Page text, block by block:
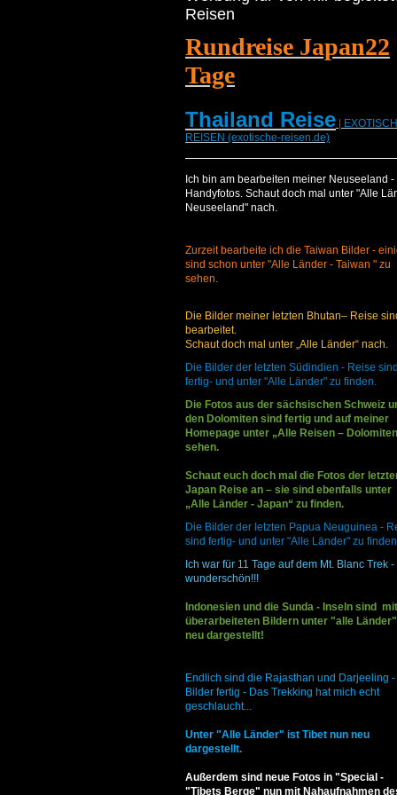
Reisen
Rundreise Japan22
Tage
Thailand Reise |
REISEN (exotische-reisen.de)
Ich bin am bearbeiten meiner Neuseeland -
Handyfotos. Schaut doch mal unter "Alle
Neuseeland" nach.
Zurzeit bearbeite ich die Taiwan Bilder -
sind schon unter "Alle Länder - Taiwan " zu
sehen.
Die Bilder meiner letzten Bhutan– Reise
bearbeitet.
Schaut doch mal unter „Alle Länder“ nach.
Die Bilder der letzten Südindien - Reise sind
fertig- und unter "Alle Länder" zu finden.
Die Fotos aus der sächsischen Schweiz
den Dolomiten sind fertig und auf meiner
Homepage unter „Alle Reisen –
sehen.
Schaut euch doch mal die Fotos der
Japan Reise an – sie sind ebenfalls unter
„Alle Länder - Japan“ zu finden.
Die Bilder der letzten Papua Neuguinea -
sind fertig- und unter "Alle Länder" zu
Ich war für 11 Tage auf dem Mt. Blanc Trek -
wunderschön!!!
Indonesien und die Sunda - Inseln sind mit
überarbeiteten Bildern unter "alle Länder"
neu dargestellt!
Endlich sind die Rajasthan und Darjeeling -
Bilder fertig - Das Trekking hat mich echt
geschlaucht...
Unter "Alle Länder" ist Tibet nun neu
dargestellt.
Außerdem sind neue Fotos in "Special -
"Tibets Berge" nun mit Nahaufnahmen